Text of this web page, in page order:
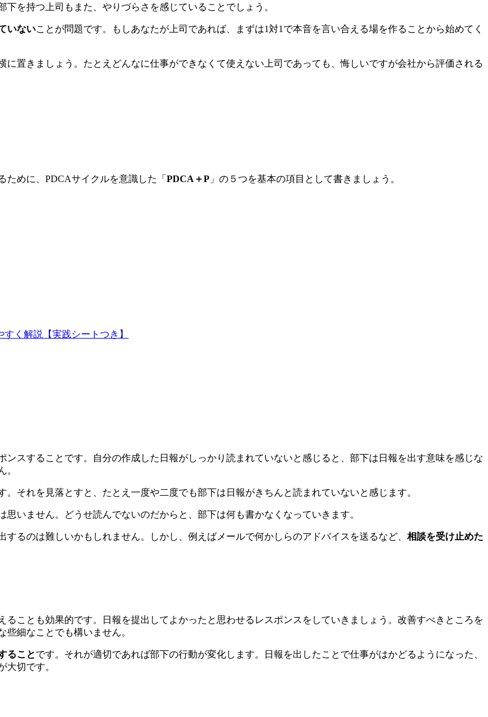
を持つ上司もまた、やりづらさを感じていることでしょう。
いないことが問題です。もしあなたが上司であれば、まずは1対1で本音を言い合える場を作ることから始めてく
置きましょう。たとえどんなに仕事ができなくて使えない上司であっても、悔しいですが会社から評価される
めに、PDCAサイクルを意識した「 PDCA＋P 」の５つを基本の項目として書きましょう。
く解説【実践シートつき】
スすることです。自分の作成した日報がしっかり読まれていないと感じると、部下は日報を出す意味を感じな
。
それを見落とすと、たとえ一度や二度でも部下は日報がきちんと読まれていないと感じます。
いません。どうせ読んでないのだからと、部下は何も書かなくなっていきます。
るのは難しいかもしれません。しかし、例えばメールで何かしらのアドバイスを送るなど、 相談を受け止めた
ることも効果的です。日報を提出してよかったと思わせるレスポンスをしていきましょう。改善すべきところを
細なことでも構いません。
ることです。それが適切であれば部下の行動が変化します。日報を出したことで仕事がはかどるようになった、
大切です。